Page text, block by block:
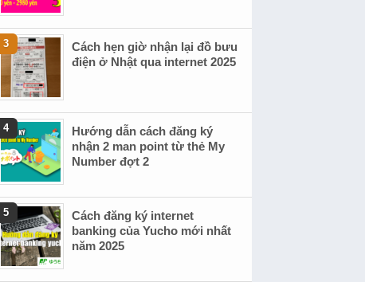
Cách hẹn giờ nhận lại đồ bưu
điện ở Nhật qua internet 2025
Hướng dẫn cách đăng ký
nhận 2 man point từ thẻ My
Number đợt 2
Cách đăng ký internet
banking của Yucho mới nhất
năm 2025